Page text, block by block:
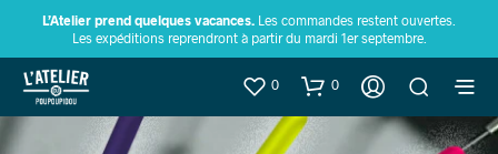
L’Atelier prend quelques vacances. Les commandes restent ouvertes.
Les expéditions reprendront à partir du mardi 1er septembre.
0 0